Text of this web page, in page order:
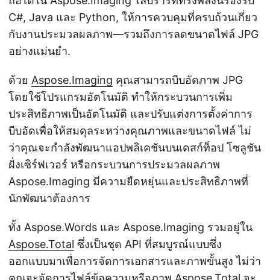
C#, Java และ Python, ให้การควบคุมที่ครบถ้วนเกี่ยว
กับงานประมวลผลภาพ—รวมถึงการลดขนาดไฟล์ JPG
อย่างแม่นยำ.
ด้วย Aspose.Imaging คุณสามารถบีบอัดภาพ JPG
โดยใช้โปรแกรมอัตโนมัติ ทำให้กระบวนการเพิ่ม
ประสิทธิภาพเป็นอัตโนมัติ และปรับแต่งการตั้งค่าการ
บีบอัดเพื่อให้สมดุลระหว่างคุณภาพและขนาดไฟล์ ไม่
ว่าคุณจะกำลังพัฒนาแอปพลิเคชันบนเดสก์ท็อป โซลูชัน
ฝั่งเซิร์ฟเวอร์ หรือกระบวนการประมวลผลภาพ
Aspose.Imaging มีความยืดหยุ่นและประสิทธิภาพที่
นักพัฒนาต้องการ
ทั้ง Aspose.Words และ Aspose.Imaging รวมอยู่ใน
Aspose.Total ซึ่งเป็นชุด API ที่สมบูรณ์แบบซึ่ง
ออกแบบมาเพื่อการจัดการเอกสารและภาพขั้นสูง ไม่ว่า